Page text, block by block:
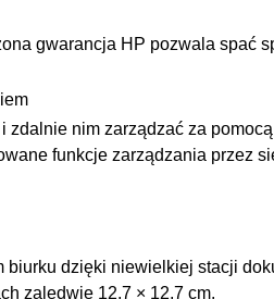
gwarancja HP pozwala spać
zdalnie nim zarządzać za
funkcje zarządzania przez
biurku dzięki niewielkiej stacji
zaledwie 12,7 × 12,7 cm.